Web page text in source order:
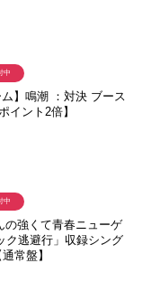
ム】鳴潮 ：対決 ブース
イント2倍】
中
の強くて青春ニューゲ
ク逃避行」収録シング
常盤】
中